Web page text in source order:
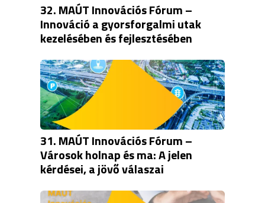
32. MAÚT Innovációs Fórum –
Innováció a gyorsforgalmi utak
kezelésében és fejlesztésében
31. MAÚT Innovációs Fórum –
Városok holnap és ma: A jelen
kérdései, a jövő válaszai